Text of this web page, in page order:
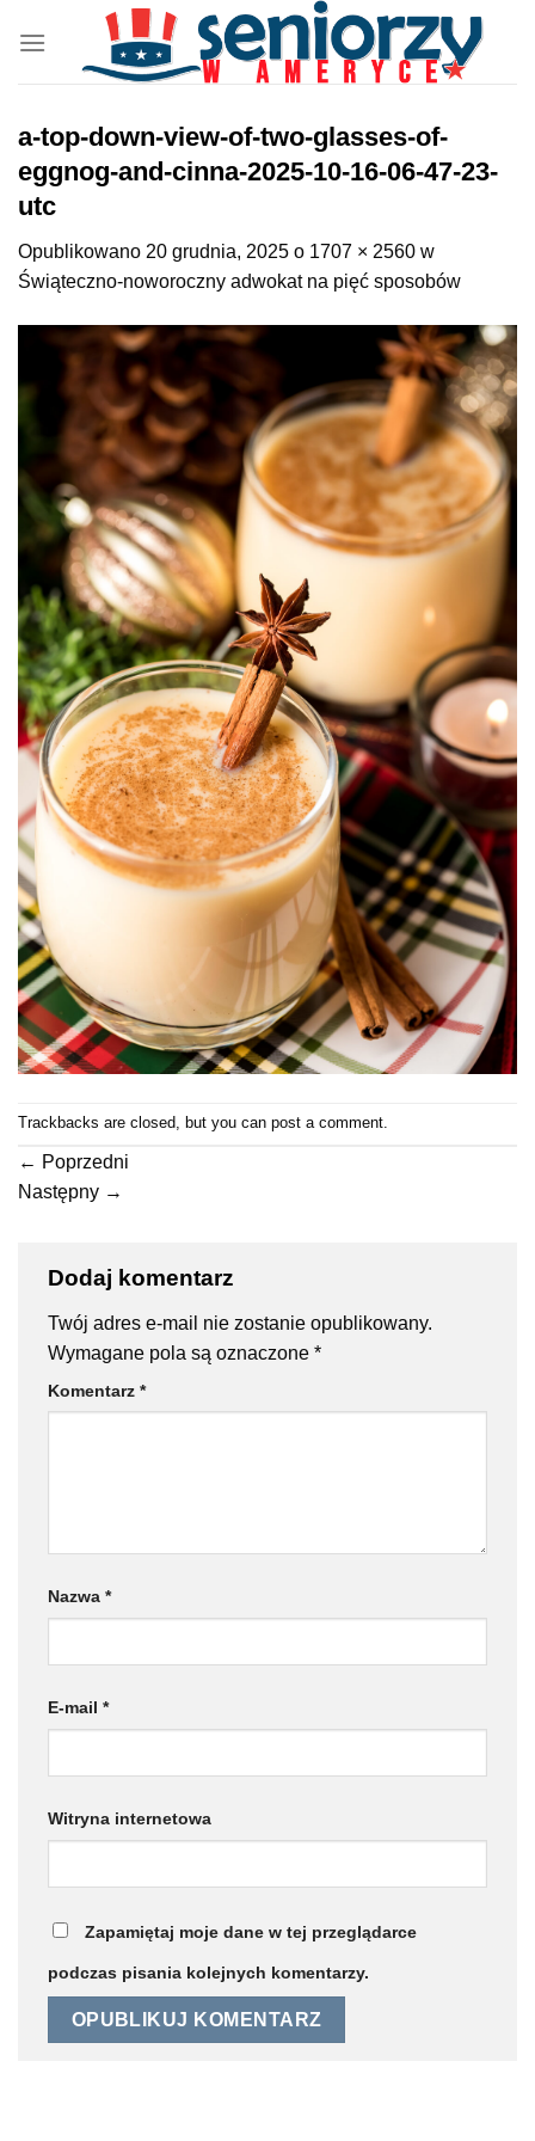
zawartości
a-top-down-view-of-two-glasses-of-
eggnog-and-cinna-2025-10-16-06-47-23-
utc
Opublikowano 20 grudnia, 2025 o 1707 × 2560 w
Świąteczno-noworoczny adwokat na pięć sposobów
Trackbacks are closed, but you can post a comment.
← Poprzedni
Następny →
Dodaj komentarz
Twój adres e-mail nie zostanie opublikowany.
Wymagane pola są oznaczone *
Komentarz *
Nazwa *
E-mail *
Witryna internetowa
Zapamiętaj moje dane w tej przeglądarce
podczas pisania kolejnych komentarzy.